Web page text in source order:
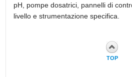
pH, pompe dosatrici, pannelli di
livello e strumentazione specifica.
TOP